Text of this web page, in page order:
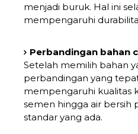
menjadi buruk. Hal ini
mempengaruhi
Perbandingan bahan
Setelah memilih bahan
perbandingan yang
mempengaruhi kualitas
semen hingga air bersih
standar yang ada.